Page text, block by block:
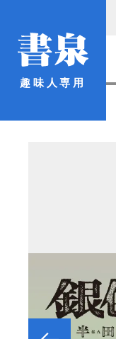
趣味人専用